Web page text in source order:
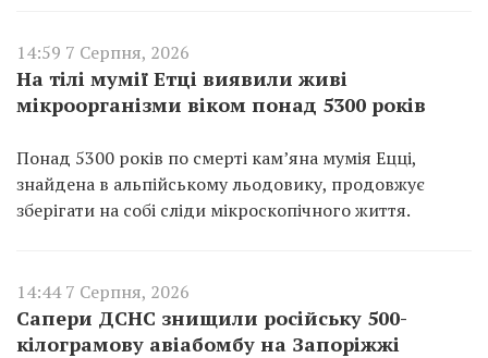
14:59 7 Серпня, 2026
На тілі мумії Етці виявили живі
мікроорганізми віком понад 5300 років
Понад 5300 років по смерті кам’яна мумія Ецці,
знайдена в альпійському льодовику, продовжує
зберігати на собі сліди мікроскопічного життя.
14:44 7 Серпня, 2026
Сапери ДСНС знищили російську 500-
кілограмову авіабомбу на Запоріжжі